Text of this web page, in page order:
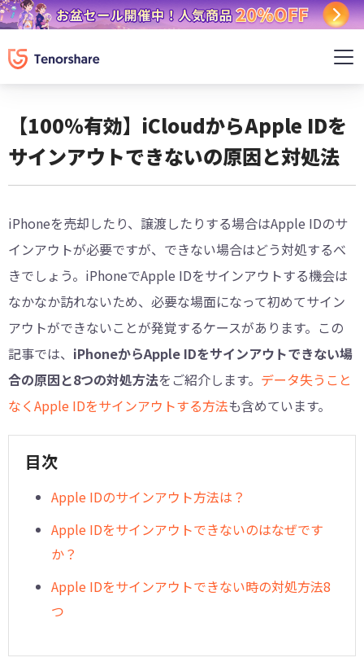
【100％有効】iCloudからApple IDを
サインアウトできないの原因と対処法
iPhoneを売却したり、譲渡したりする場合はApple IDのサ
インアウトが必要ですが、できない場合はどう対処するべ
きでしょう。iPhoneでApple IDをサインアウトする機会は
なかなか訪れないため、必要な場面になって初めてサイン
アウトができないことが発覚するケースがあります。この
記事では、 iPhoneからApple IDをサインアウトできない場
合の原因と8つの対処方法をご紹介します。 データ失うこと
なくApple IDをサインアウトする方法も含めています。
目次
Apple IDのサインアウト方法は？
Apple IDをサインアウトできないのはなぜです
か？
Apple IDをサインアウトできない時の対処方法8
つ